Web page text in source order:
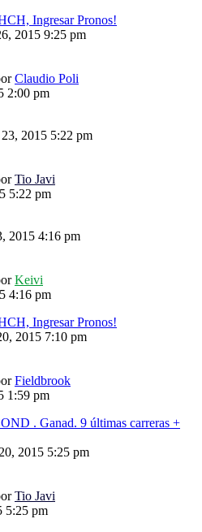
Ingresar Pronos!
2015 9:25 pm
Claudio Poli
2:00 pm
2015 5:22 pm
Tio Javi
5:22 pm
2015 4:16 pm
Keivi
4:16 pm
Ingresar Pronos!
2015 7:10 pm
Fieldbrook
1:59 pm
. Ganad. 9 últimas carreras +
2015 5:25 pm
Tio Javi
5:25 pm